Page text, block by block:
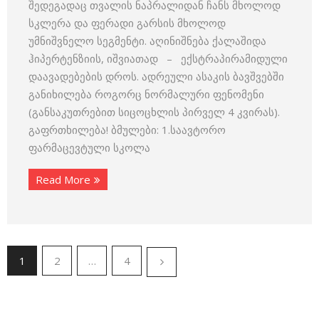
შედეგადაც თვალის ნაპრალიდან ჩანს მხოლოდ
სკლერა და ფერადი გარსის მხოლოდ
უმნიშვნელო სეგმენტი. აღინიშნება ქალაშიდა
ჰიპერტენზიის, იშვიათად – ექსტრაპირამიდული
დაავადებების დროს. ადრეული ასაკის ბავშვებში
განიხილება როგორც ნორმალური ფენომენი
(განსაკუთრებით სიცოცხლის პირველ 4 კვირას).
გაფრთხილება! ბმულები: 1.საავტორო
ფარმაცევტული სკოლა
Read More
1 2 … 4